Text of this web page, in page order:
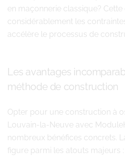
en maçonnerie classique?
considérablement les
accélère le processus de
Les avantages
méthode de construction
Opter pour une construction à
Louvain-la-Neuve avec
nombreux bénéfices concrets.
figure parmi les atouts majeurs